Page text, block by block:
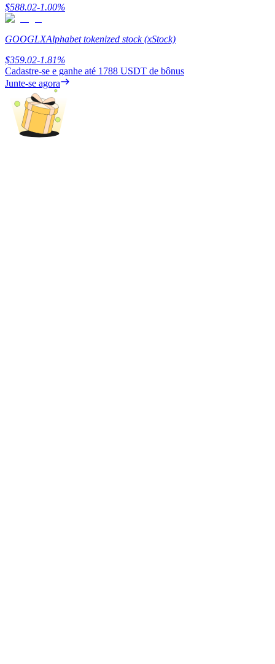
Exclusive for BitMart Users
Register & Trade to Win 500,000 USDT
$588.02-1.00%
GOOGLXAlphabet tokenized stock (xStock)
$359.02-1.81%
Cadastre-se e ganhe até 1788 USDT de bônus
Junte-se agora